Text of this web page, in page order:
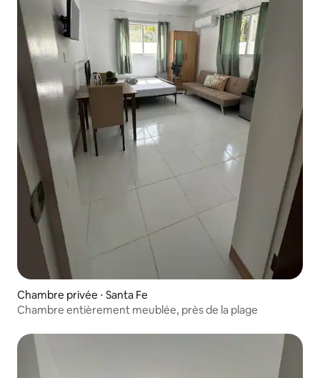
Chambre privée ⋅ Santa Fe
Chambre entièrement meublée, près de la plage